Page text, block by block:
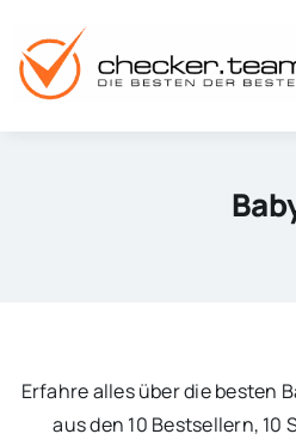
Inhalt
springen
Erfahre alles über die besten
aus den 10 Bestsellern, 10